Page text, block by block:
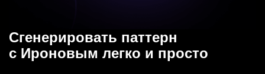
Сгенерировать паттерн
с Ироновым легко и просто